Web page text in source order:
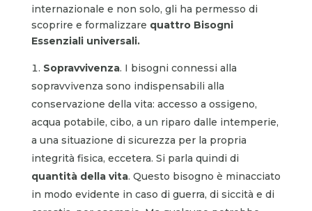
internazionale e non solo, gli ha permesso di
scoprire e formalizzare quattro Bisogni
Essenziali universali.
Sopravvivenza. I bisogni connessi alla
sopravvivenza sono indispensabili alla
conservazione della vita: accesso a ossigeno,
acqua potabile, cibo, a un riparo dalle intemperie,
a una situazione di sicurezza per la propria
integrità fisica, eccetera. Si parla quindi di
quantità della vita. Questo bisogno è minacciato
in modo evidente in caso di guerra, di siccità e di